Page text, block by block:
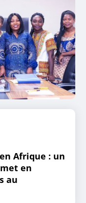
Afrique : un
en
au